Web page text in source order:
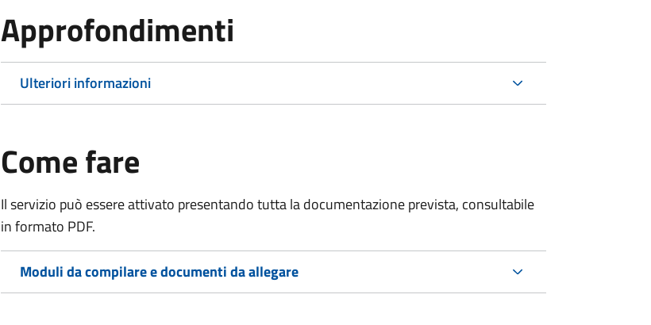
Approfondimenti
Ulteriori informazioni
Come fare
Il servizio può essere attivato presentando tutta la documentazione prevista, consultabile
in formato PDF.
Moduli da compilare e documenti da allegare